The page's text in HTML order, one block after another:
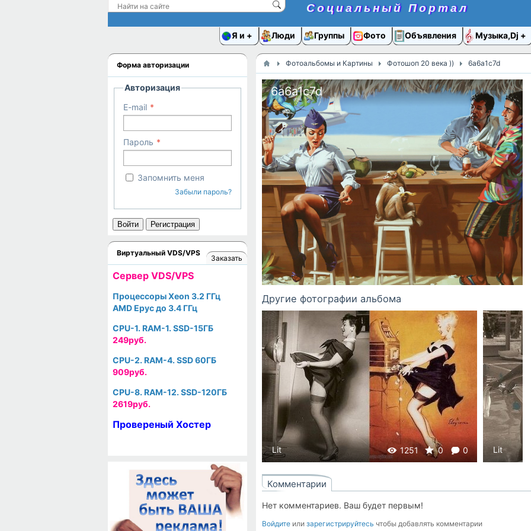
Социальный Портал
Я и Люди Группы Фото Объявления Музыка,Dj
Фотоальбомы и Картины Фотошоп 20 века )) 6a6a1c7d
6a6a1c7d
Другие фотографии альбома
1251 0 0
Lit Lit
Комментарии
Нет комментариев. Ваш будет первым!
Войдите или зарегистрируйтесь чтобы добавлять комментарии
Форма авторизации
Авторизация
E-mail
Пароль
Запомнить меня
Забыли пароль?
Войти Регистрация
Виртуальный VDS/VPS
Заказать
Cервер VDS/VPS
Процессоры Xeon 3.2 ГГц
AMD Epyc до 3.4 ГГц
CPU-1. RAM-1. SSD-15ГБ
249руб.
CPU-2. RAM-4. SSD 60ГБ
909руб.
CPU-8. RAM-12. SSD-120ГБ
2619руб.
Провереный Хостер